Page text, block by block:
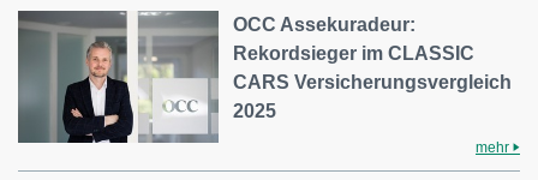
OCC Assekuradeur:
Rekordsieger im CLASSIC
CARS Versicherungsvergleich
2025
mehr